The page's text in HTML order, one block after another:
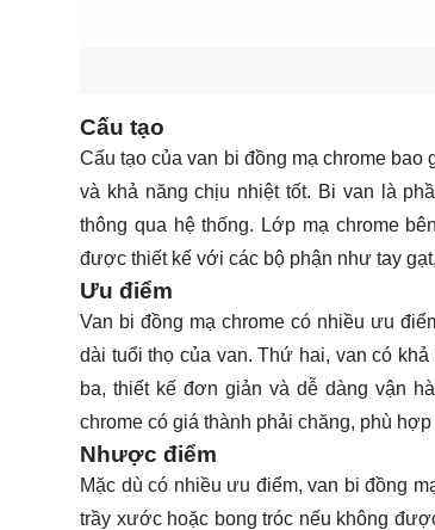
Cấu tạo
Cấu tạo của van bi đồng mạ chrome
và khả năng chịu nhiệt tốt. Bi van là
thông qua hệ thống. Lớp mạ chrome
được thiết kế với các bộ phận như tay
Ưu điểm
Van bi đồng mạ chrome có nhiều ưu
dài tuổi thọ của van. Thứ hai, van có
ba, thiết kế đơn giản và dễ dàng vận
chrome có giá thành phải chăng, phù
Nhược điểm
Mặc dù có nhiều ưu điểm, van bi đồng
trầy xước hoặc bong tróc nếu không